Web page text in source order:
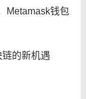
Metamask钱包